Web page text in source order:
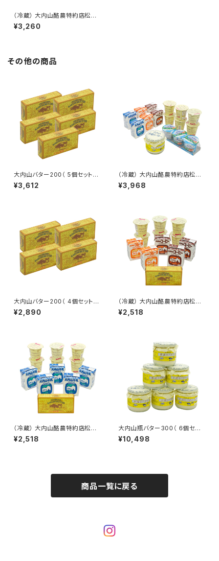
（冷蔵） 大内山酪農特約店松田
商店おきもち便-C（大内山手造
りバター（箱）200g×1 ・大内山
ト180ml×3 ・大内山やわらかプ
リン100g×6）
¥3,260
その他の商品
大内山バター200（ 5個セット）
大内山酪農特約店松田商店おき
もち便
¥3,612
（冷蔵） 大内山酪農特約店松田
商店おきもち便-B（大内山手造
りバター（瓶）300g×１ ・大内山
ーグルト3P（80g×3） ・大内山
やわらかプリン100g×6）
¥3,968
大内山バター200（ 4個セット）
大内山酪農特約店松田商店おき
もち便
¥2,890
（冷蔵） 大内山酪農特約店松田
商店おきもち便-G（大内山手造
りバター（箱）200g×1 ・大内山
¥2,518
（冷蔵） 大内山酪農特約店松田
商店おきもち便-F（大内山手造
りバター（箱）200g×1 ・大内山
¥2,518
大内山瓶バター300（ 6個セッ
ト）大内山酪農特約店松田商店
おきもち便
¥10,498
商品一覧に戻る